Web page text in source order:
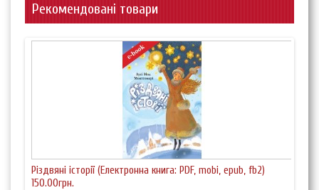
Рекомендовані товари
Різдвяні історії (Електронна книга: PDF, mobi, epub, fb2)
150.00грн.